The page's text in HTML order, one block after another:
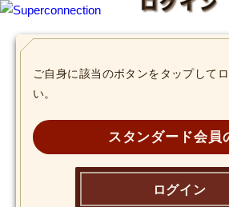
ご自身に該当のボタンをタップして
い。
スタンダード会員
ログイン
INFO
SHIHO’s DIARY
STAFF DIARY